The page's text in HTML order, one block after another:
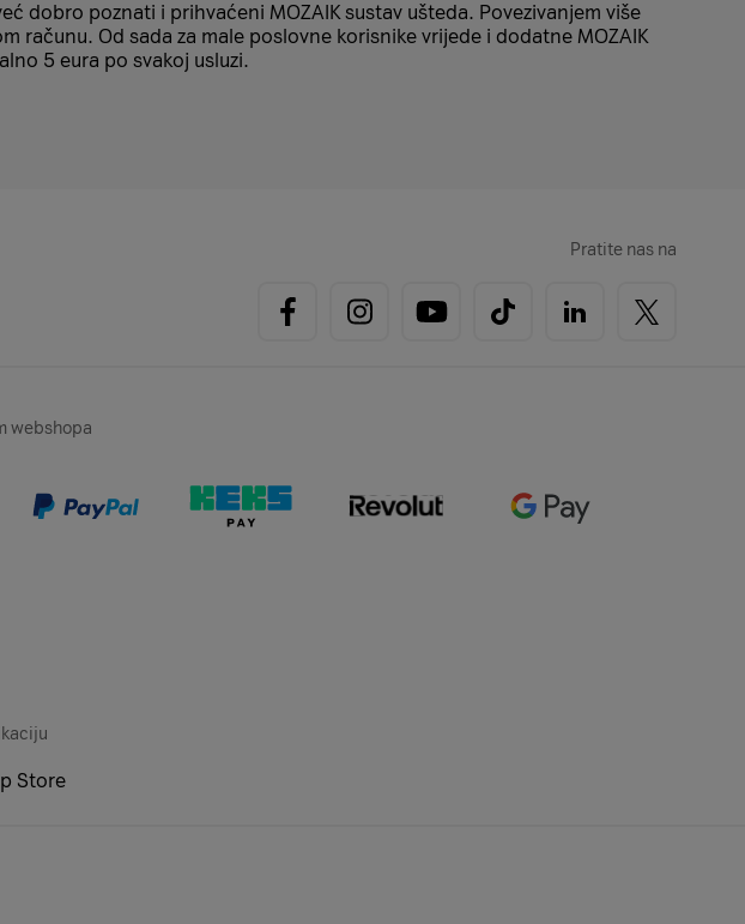
dobro poznati i prihvaćeni MOZAIK sustav ušteda. Povezivanjem više
Od sada za male poslovne korisnike vrijede i dodatne MOZAIK
5 eura po svakoj usluzi.
Pratite nas na
webshopa